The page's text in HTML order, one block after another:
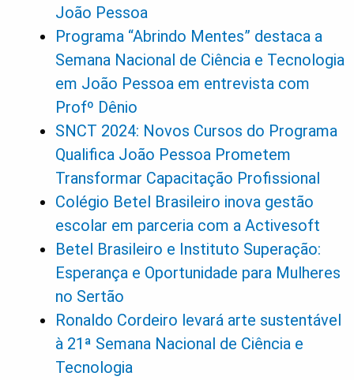
João Pessoa
Programa “Abrindo Mentes” destaca a
Semana Nacional de Ciência e Tecnologia
em João Pessoa em entrevista com
Profº Dênio
SNCT 2024: Novos Cursos do Programa
Qualifica João Pessoa Prometem
Transformar Capacitação Profissional
Colégio Betel Brasileiro inova gestão
escolar em parceria com a Activesoft
Betel Brasileiro e Instituto Superação:
Esperança e Oportunidade para Mulheres
no Sertão
Ronaldo Cordeiro levará arte sustentável
à 21ª Semana Nacional de Ciência e
Tecnologia